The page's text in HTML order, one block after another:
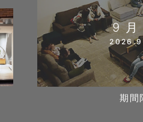
9
期間